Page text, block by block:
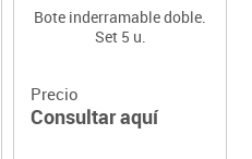
Bote inderramable doble.
Set 5 u.
Precio
Consultar aquí